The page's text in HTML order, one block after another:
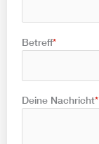
Betreff*
Deine Nachricht*